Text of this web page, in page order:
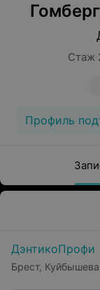
Стаж
Профиль
ДэнтикоПрофи
Брест,